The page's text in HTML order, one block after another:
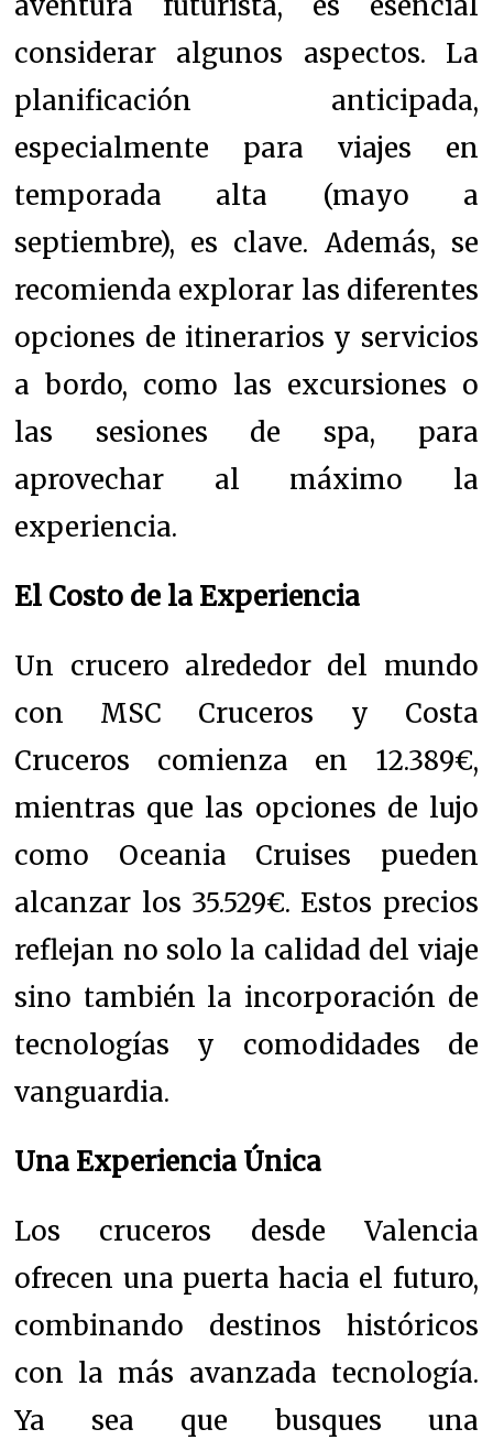
considerar algunos aspectos. La
planificación anticipada,
especialmente para viajes en
temporada alta (mayo a
septiembre), es clave. Además, se
recomienda explorar las diferentes
opciones de itinerarios y servicios
a bordo, como las excursiones o
las sesiones de spa, para
aprovechar al máximo la
experiencia.
El Costo de la Experiencia
Un crucero alrededor del mundo
con MSC Cruceros y Costa
Cruceros comienza en 12.389€,
mientras que las opciones de lujo
como Oceania Cruises pueden
alcanzar los 35.529€. Estos precios
reflejan no solo la calidad del viaje
sino también la incorporación de
tecnologías y comodidades de
vanguardia.
Una Experiencia Única
Los cruceros desde Valencia
ofrecen una puerta hacia el futuro,
combinando destinos históricos
con la más avanzada tecnología.
Ya sea que busques una